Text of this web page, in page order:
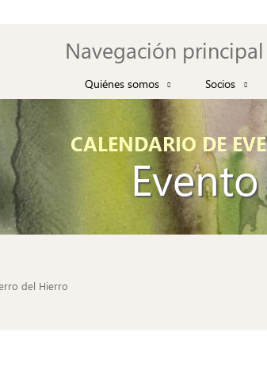
Navegación principal
Quiénes somos
Acuarelistas de Sevilla
Equipo directivo
Socios
CALENDARIO DE
Evento
del Hierro